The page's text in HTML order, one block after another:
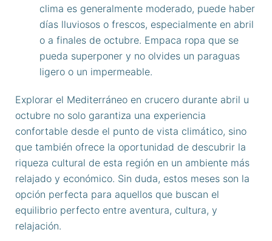
clima es generalmente moderado, puede haber
días lluviosos o frescos, especialmente en abril
o a finales de octubre. Empaca ropa que se
pueda superponer y no olvides un paraguas
ligero o un impermeable.
Explorar el Mediterráneo en crucero durante abril u
octubre no solo garantiza una experiencia
confortable desde el punto de vista climático, sino
que también ofrece la oportunidad de descubrir la
riqueza cultural de esta región en un ambiente más
relajado y económico. Sin duda, estos meses son la
opción perfecta para aquellos que buscan el
equilibrio perfecto entre aventura, cultura, y
relajación.